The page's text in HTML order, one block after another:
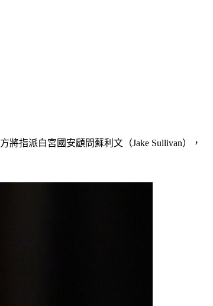
指派白宮國安顧問蘇利文（Jake Sullivan），